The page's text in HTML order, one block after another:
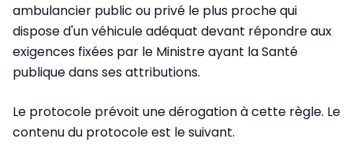
ambulancier public ou privé le plus proche qui
dispose d'un véhicule adéquat devant répondre aux
exigences fixées par le Ministre ayant la Santé
publique dans ses attributions.
Le protocole prévoit une dérogation à cette règle. Le
contenu du protocole est le suivant.